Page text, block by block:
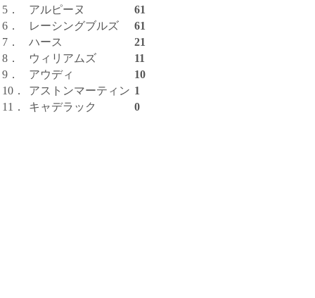
5．
アルピーヌ
61
6．
レーシングブルズ
61
7．
ハース
21
8．
ウィリアムズ
11
9．
アウディ
10
10．
アストンマーティン 1
11．
キャデラック 0